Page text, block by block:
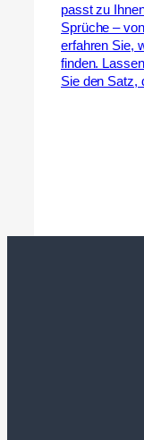
passt zu
Sprüche –
erfahren Sie,
finden.
Sie den Satz,